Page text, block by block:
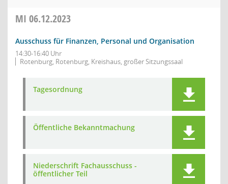
MI 06.12.2023
Ausschuss für Finanzen, Personal und Organisation
14:30-16:40 Uhr
Rotenburg, Rotenburg, Kreishaus, großer Sitzungssaal
Tagesordnung
Öffentliche Bekanntmachung
Niederschrift Fachausschuss -
öffentlicher Teil